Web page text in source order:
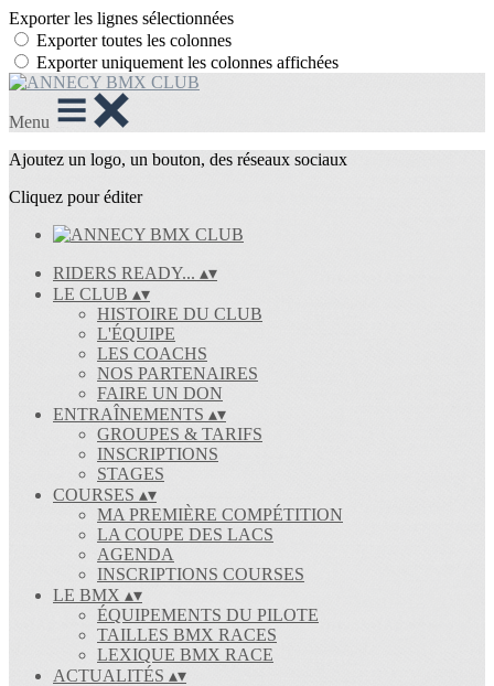
Exporter les lignes sélectionnées
Exporter toutes les colonnes
Exporter uniquement les colonnes affichées
Menu
Ajoutez un logo, un bouton, des réseaux sociaux
Cliquez pour éditer
RIDERS READY... ▴▾
LE CLUB ▴▾
HISTOIRE DU CLUB
L'ÉQUIPE
LES COACHS
NOS PARTENAIRES
FAIRE UN DON
ENTRAÎNEMENTS ▴▾
GROUPES & TARIFS
INSCRIPTIONS
STAGES
COURSES ▴▾
MA PREMIÈRE COMPÉTITION
LA COUPE DES LACS
AGENDA
INSCRIPTIONS COURSES
LE BMX ▴▾
ÉQUIPEMENTS DU PILOTE
TAILLES BMX RACES
LEXIQUE BMX RACE
ACTUALITÉS ▴▾